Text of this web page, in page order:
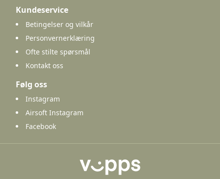
Kundeservice
Betingelser og vilkår
Personvernerklæring
Ofte stilte spørsmål
Kontakt oss
Følg oss
Instagram
Airsoft Instagram
Facebook